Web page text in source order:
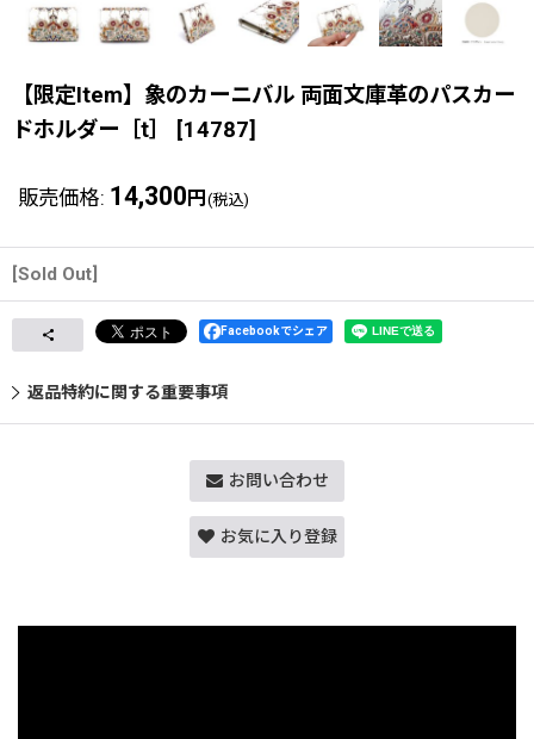
【限定Item】象のカーニバル 両面文庫革のパスカー
ドホルダー［t］
[14787]
販売価格: 14,300 円 (税込)
[Sold Out]
Facebookでシェア
返品特約に関する重要事項
お問い合わせ
お気に入り登録